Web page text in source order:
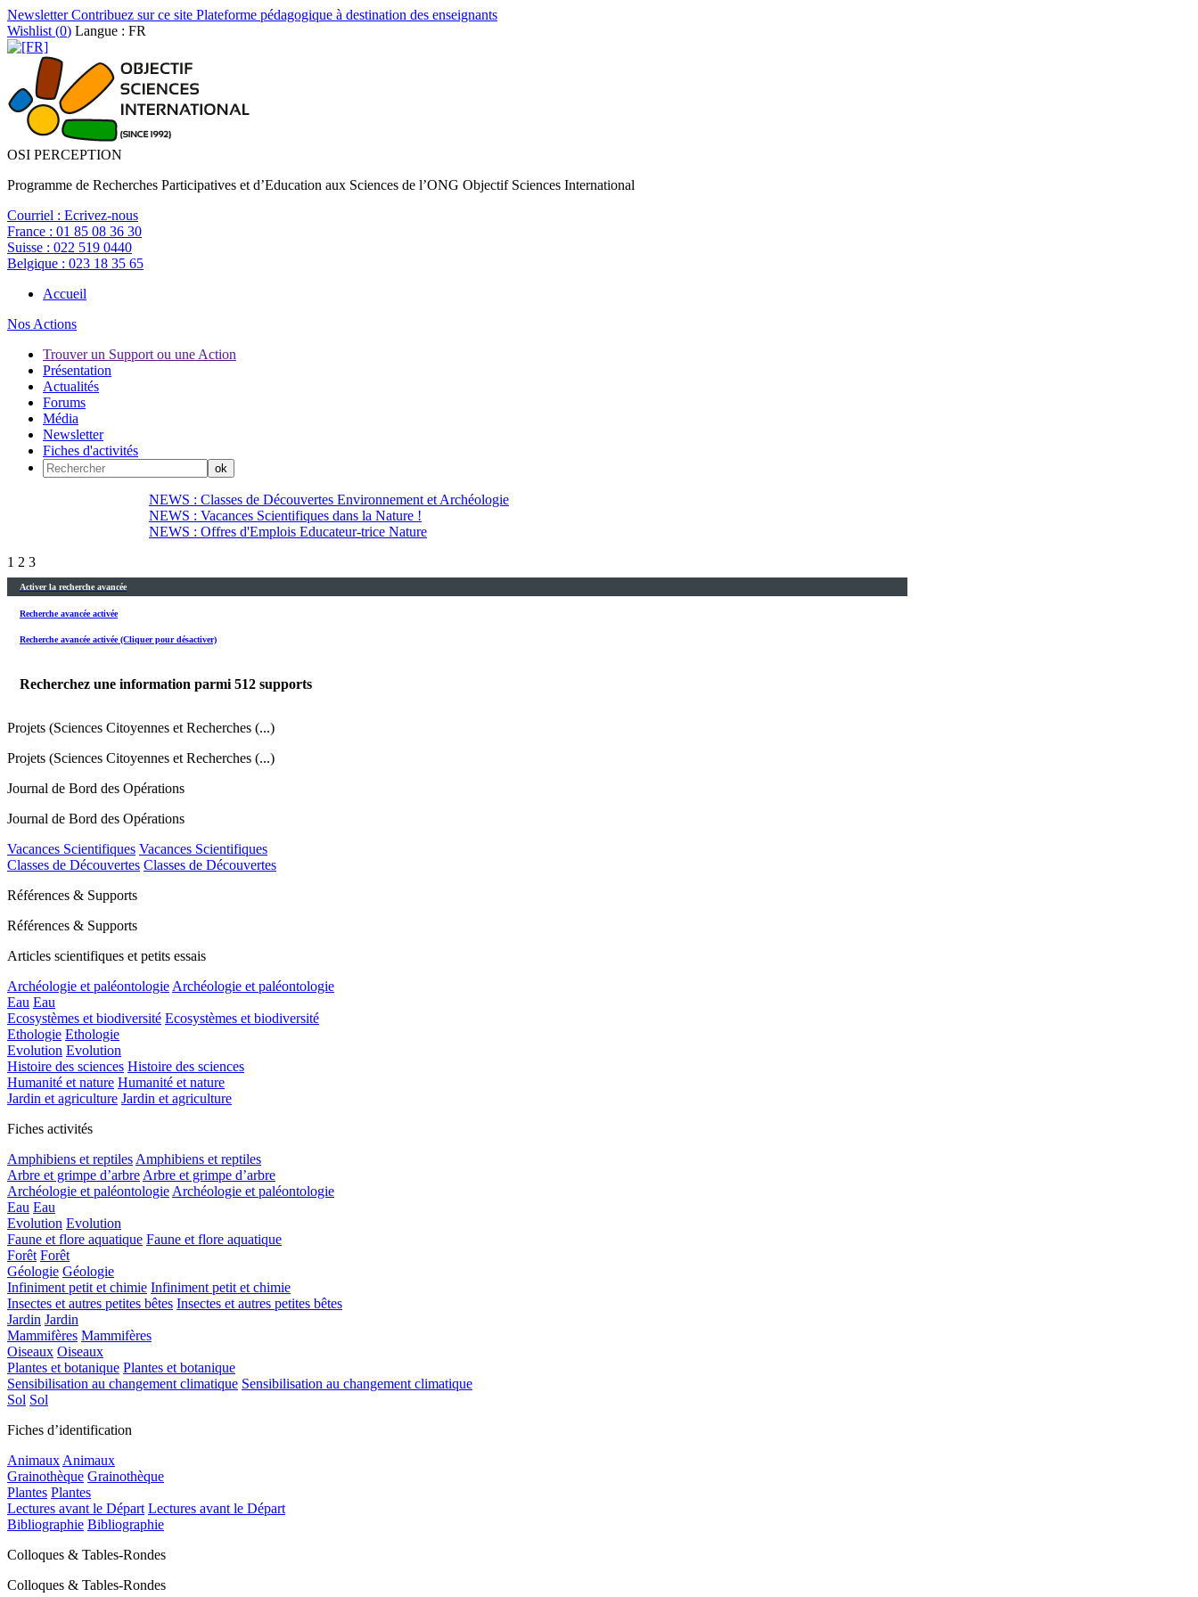
NewsletterContribuez sur ce site Plateforme pédagogique à destination des enseignants
Wishlist (0) Langue : FR
OSI PERCEPTION
Programme de Recherches Participatives et d’Education aux Sciences de l’ONG Objectif Sciences International
Courriel : Ecrivez-nous
France : 01 85 08 36 30
Suisse : 022 519 0440
Belgique : 023 18 35 65
Accueil
Nos Actions
Trouver un Support ou une Action
Présentation
Actualités
Forums
Média
Newsletter
Fiches d'activités
NEWS : Classes de Découvertes Environnement et Archéologie
NEWS : Vacances Scientifiques dans la Nature !
NEWS : Offres d'Emplois Educateur-trice Nature
1 2 3
Activer la recherche avancée
Recherche avancée activée
Recherche avancée activée (Cliquer pour désactiver)
Recherchez une information parmi 512 supports
Projets (Sciences Citoyennes et Recherches (...)
Projets (Sciences Citoyennes et Recherches (...)
Journal de Bord des Opérations
Journal de Bord des Opérations
Vacances Scientifiques Vacances Scientifiques
Classes de Découvertes Classes de Découvertes
Références & Supports
Références & Supports
Articles scientifiques et petits essais
Archéologie et paléontologieArchéologie et paléontologie
Eau Eau
Ecosystèmes et biodiversité Ecosystèmes et biodiversité
Ethologie Ethologie
Evolution Evolution
Histoire des sciences Histoire des sciences
Humanité et nature Humanité et nature
Jardin et agriculture Jardin et agriculture
Fiches activités
Amphibiens et reptilesAmphibiens et reptiles
Arbre et grimpe d’arbreArbre et grimpe d’arbre
Archéologie et paléontologieArchéologie et paléontologie
Eau Eau
Evolution Evolution
Faune et flore aquatique Faune et flore aquatique
Forêt Forêt
Géologie Géologie
Infiniment petit et chimie Infiniment petit et chimie
Insectes et autres petites bêtes Insectes et autres petites bêtes
Jardin Jardin
Mammifères Mammifères
Oiseaux Oiseaux
Plantes et botanique Plantes et botanique
Sensibilisation au changement climatique Sensibilisation au changement climatique
Sol Sol
Fiches d’identification
AnimauxAnimaux
Grainothèque Grainothèque
Plantes Plantes
Lectures avant le Départ Lectures avant le Départ
Bibliographie Bibliographie
Colloques & Tables-Rondes
Colloques & Tables-Rondes